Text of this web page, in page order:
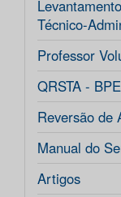
Técnico-
Professor
QRSTA -
Reversão de
Manual do
Artigos